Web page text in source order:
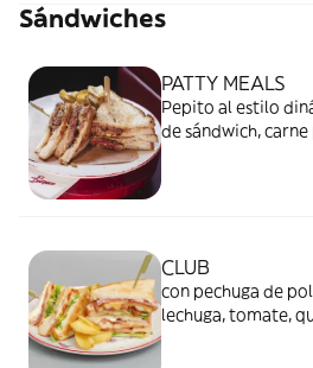
Sándwiches
PATTY MEALS
Pepito al estilo
de sándwich,
CLUB
con pechuga de
lechuga, tomate,